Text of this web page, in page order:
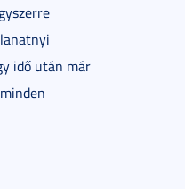
idő után már